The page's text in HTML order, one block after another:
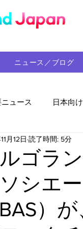
ニュース／ブログ
ュース 日本向け
定期レポート
アルゴランド財団
ゲーム
ゴラ
シエ
BAS）
月12日 読了時間: 5分